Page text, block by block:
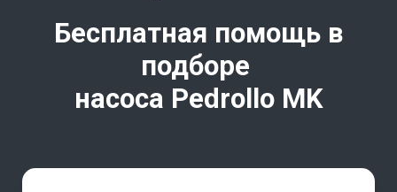
Бесплатная помощь в
подборе
насоса Pedrollo MK